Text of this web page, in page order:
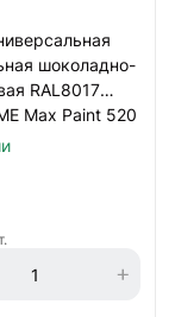
шоколадно-
RAL8017
Max Paint 520